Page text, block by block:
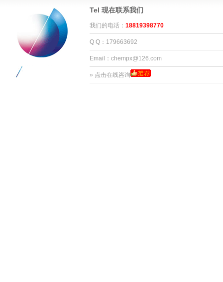
Tel 现在联系我们
我们的电话： 18819398770
Q Q：179663692
Email：chempx@126.com
» 点击在线咨询